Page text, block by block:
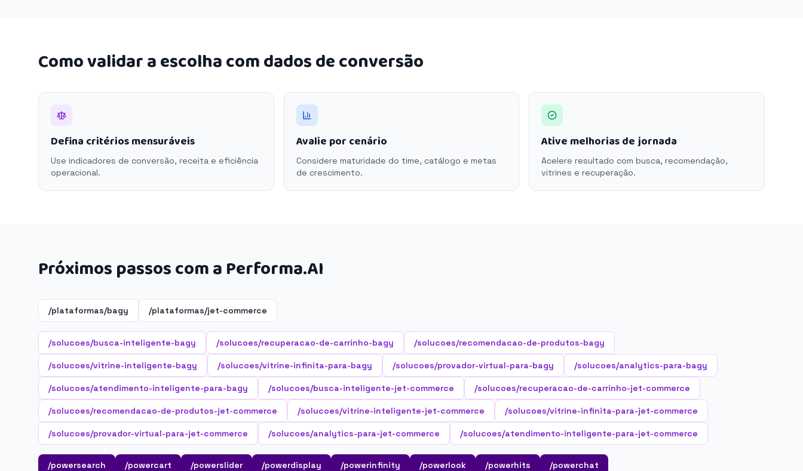
Como validar a escolha com dados de conversão
Defina critérios mensuráveis
Use indicadores de conversão, receita e eficiência
operacional.
Avalie por cenário
Considere maturidade do time, catálogo e metas
de crescimento.
Ative melhorias de jornada
Acelere resultado com busca, recomendação,
vitrines e recuperação.
Próximos passos com a Performa.AI
/plataformas/bagy /plataformas/jet-commerce
/solucoes/busca-inteligente-bagy /solucoes/recuperacao-de-carrinho-bagy /solucoes/recomendacao-de-produtos-bagy
/solucoes/vitrine-inteligente-bagy /solucoes/vitrine-infinita-para-bagy /solucoes/provador-virtual-para-bagy /solucoes/analytics-para-bagy
/solucoes/atendimento-inteligente-para-bagy /solucoes/busca-inteligente-jet-commerce /solucoes/recuperacao-de-carrinho-jet-commerce
/solucoes/recomendacao-de-produtos-jet-commerce /solucoes/vitrine-inteligente-jet-commerce /solucoes/vitrine-infinita-para-jet-commerce
/solucoes/provador-virtual-para-jet-commerce /solucoes/analytics-para-jet-commerce /solucoes/atendimento-inteligente-para-jet-commerce
/powersearch /powercart /powerslider /powerdisplay /powerinfinity /powerlook /powerhits /powerchat